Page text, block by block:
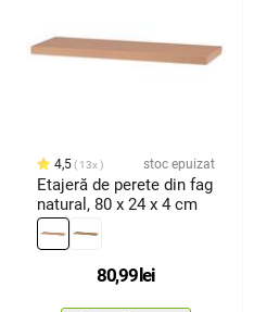
4,5 13x stoc epuizat
Etajeră de perete din fag
natural, 80 x 24 x 4 cm
80,99lei